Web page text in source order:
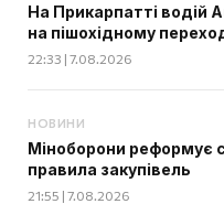
На Прикарпатті водій
на пішохідному
22:33 | 7.08.2026
НОВИНИ
Міноборони реформує
правила закупівель
21:55 | 7.08.2026